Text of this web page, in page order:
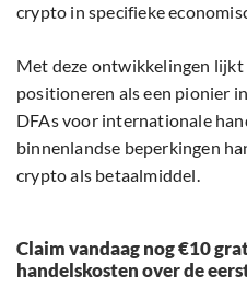
crypto in specifieke
Met deze ontwikkelingen lijkt
positioneren als een pionier
DFAs voor internationale
binnenlandse beperkingen
crypto als betaalmiddel.
Claim vandaag nog €10
handelskosten over de